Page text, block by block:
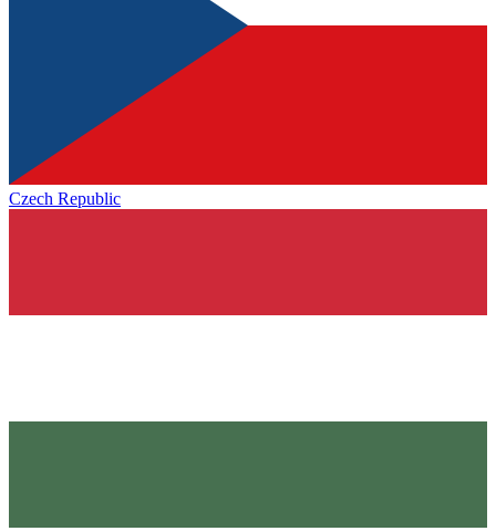
Czech Republic